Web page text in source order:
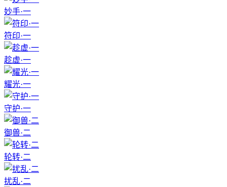
妙手·一
符印·一
趁虚·一
耀光·一
守护·一
御兽·二
轮转·二
扰乱·二